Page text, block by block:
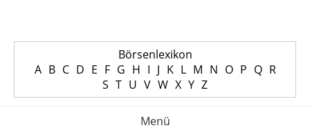
Börsenlexikon
A B C D E F G H I J K L M N O P Q R
S T U V W X Y Z
Menü